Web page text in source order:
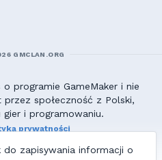
do zapisywania informacji o
GMCLAN.ORG
programie GameMaker i nie
społeczność z Polski,
i programowaniu.
prywatności
materiałów bez zgody